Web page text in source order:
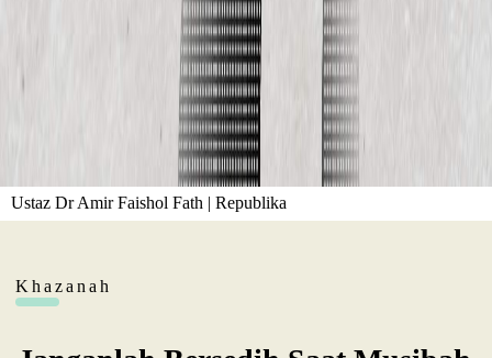
Ustaz Dr Amir Faishol Fath | Republika
Khazanah